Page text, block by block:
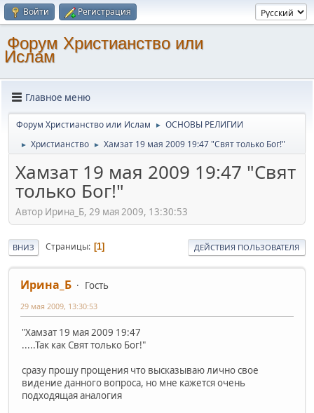
Войти Регистрация
Форум Христианство или
Ислам
Главное меню
Форум Христианство или Ислам ► ОСНОВЫ РЕЛИГИИ
► Христианство ► Хамзат 19 мая 2009 19:47 "Свят только Бог!"
Хамзат 19 мая 2009 19:47 "Свят
только Бог!"
Автор Ирина_Б, 29 мая 2009, 13:30:53
ВНИЗ Страницы 1 ДЕЙСТВИЯ ПОЛЬЗОВАТЕЛЯ
Ирина_Б Гость
29 мая 2009, 13:30:53
"Хамзат 19 мая 2009 19:47
.....Так как Свят только Бог!"
сразу прошу прощения что высказываю лично свое
видение данного вопроса, но мне кажется очень
подходящая аналогия